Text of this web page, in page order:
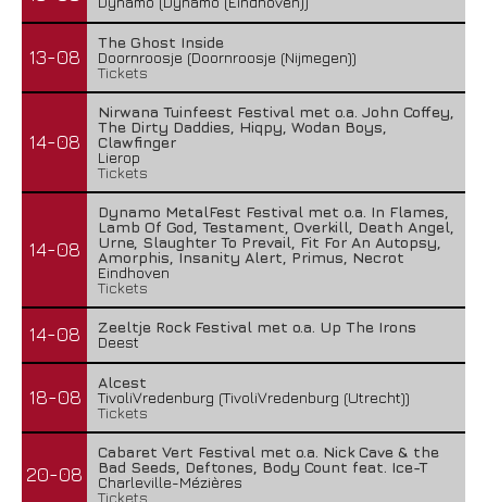
13-08
The Ghost Inside
Doornroosje (Doornroosje (Nijmegen))
Tickets
14-08
Nirwana Tuinfeest Festival met o.a. John Coffey,
The Dirty Daddies, Hiqpy, Wodan Boys,
Clawfinger
Lierop
Tickets
14-08
Dynamo MetalFest Festival met o.a. In Flames,
Lamb Of God, Testament, Overkill, Death Angel,
Urne, Slaughter To Prevail, Fit For An Autopsy,
Amorphis, Insanity Alert, Primus, Necrot
Eindhoven
Tickets
14-08
Zeeltje Rock Festival met o.a. Up The Irons
Deest
18-08
Alcest
TivoliVredenburg (TivoliVredenburg (Utrecht))
Tickets
20-08
Cabaret Vert Festival met o.a. Nick Cave & the
Bad Seeds, Deftones, Body Count feat. Ice-T
Charleville-Mézières
Tickets